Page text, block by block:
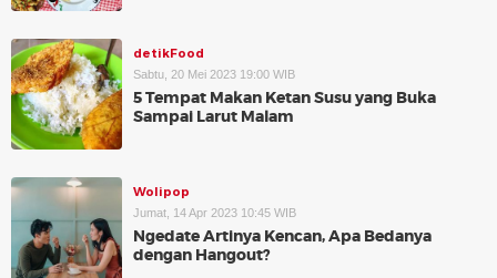
detikFood
Sabtu, 20 Mei 2023 19:00 WIB
5 Tempat Makan Ketan Susu yang Buka
Sampai Larut Malam
Wolipop
Jumat, 14 Apr 2023 10:45 WIB
Ngedate Artinya Kencan, Apa Bedanya
dengan Hangout?